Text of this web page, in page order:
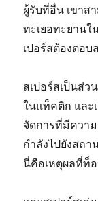
ผู้รับที่อื่น เขาส
ทะเยอทะยาน
เปอร์สต้องตอบ
สเปอร์สเป็นส่
ในแท็คติก และ
จัดการที่มีควา
กำลังไปยังสถา
นี่คือเหตุผลที่ท็